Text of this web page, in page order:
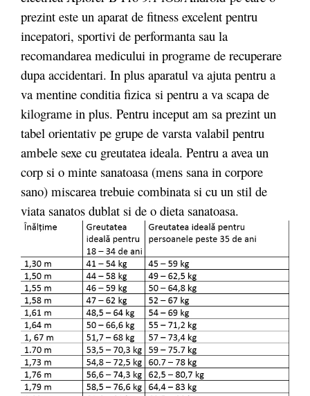
prezint este un aparat de fitness excelent pentru
incepatori, sportivi de performanta sau la
recomandarea medicului in programe de recuperare
dupa accidentari. In plus aparatul va ajuta pentru a
va mentine conditia fizica si pentru a va scapa de
kilograme in plus. Pentru inceput am sa prezint un
tabel orientativ pe grupe de varsta valabil pentru
ambele sexe cu greutatea ideala. Pentru a avea un
corp si o minte sanatoasa (mens sana in corpore
sano) miscarea trebuie combinata si cu un stil de
viata sanatos dublat si de o dieta sanatoasa.